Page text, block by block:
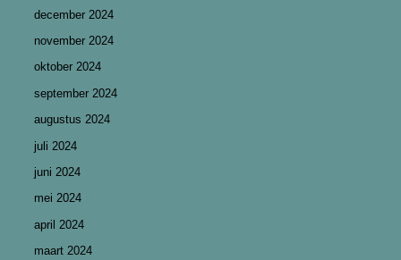
december 2024
november 2024
oktober 2024
september 2024
augustus 2024
juli 2024
juni 2024
mei 2024
april 2024
maart 2024